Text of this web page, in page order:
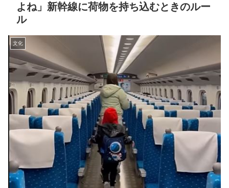
よね」新幹線に荷物を持ち込むときのルー
ル
文化